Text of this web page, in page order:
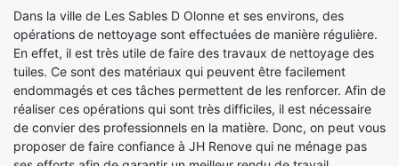
Dans la ville de Les Sables D Olonne et ses environs, des
opérations de nettoyage sont effectuées de manière régulière.
En effet, il est très utile de faire des travaux de nettoyage des
tuiles. Ce sont des matériaux qui peuvent être facilement
endommagés et ces tâches permettent de les renforcer. Afin de
réaliser ces opérations qui sont très difficiles, il est nécessaire
de convier des professionnels en la matière. Donc, on peut vous
proposer de faire confiance à JH Renove qui ne ménage pas